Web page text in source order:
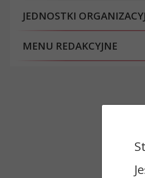
JEDNOSTKI
MENU REDAKCYJNE